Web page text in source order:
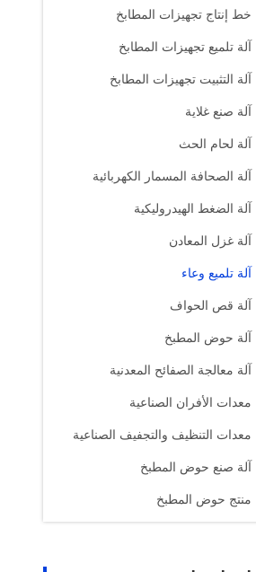
خط إنتاج تجهيزات المطابخ
آلة تلميع تجهيزات المطابخ
آلة التثبيت تجهيزات المطابخ
آلة صنع غلاية
آلة لحام الحث
آلة الصحافة المسمار الكهربائية
آلة الضغط الهيدروليكية
آلة غزل المعادن
آلة تلميع وعاء
آلة قص الحواف
آلة حوض المطبخ
آلة معالجة الصفائح المعدنية
معدات الأفران الصناعية
معدات التنظيف والتجفيف الصناعية
آلة صنع حوض المطبخ
منتج حوض المطبخ